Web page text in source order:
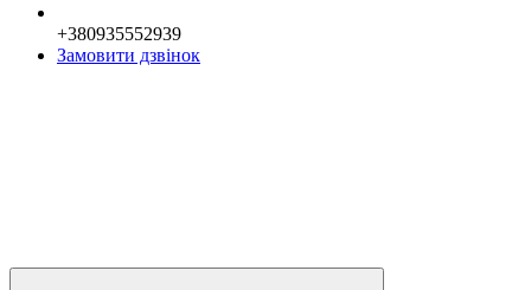
+380935552939
Замовити дзвінок